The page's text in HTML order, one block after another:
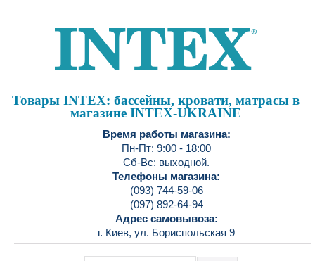
Товары INTEX: бассейны, кровати, матрасы в
магазине INTEX-UKRAINE
Время работы магазина:
Пн-Пт: 9:00 - 18:00
Сб-Вс: выходной.
Телефоны магазина:
(093) 744-59-06
(097) 892-64-94
Адрес самовывоза:
г. Киев, ул. Бориспольская 9